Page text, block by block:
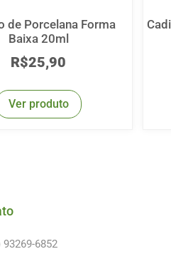
de Porcelana Forma
Baixa 20ml
R$25,90
Ver produto
93269-6852